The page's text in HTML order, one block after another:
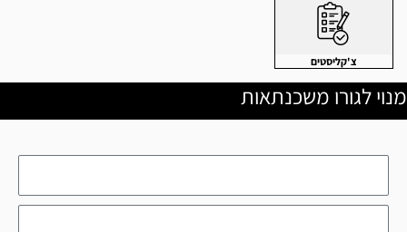
צ'קליסטים
מנוי לגורו משכנתאות